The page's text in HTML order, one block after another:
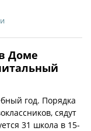
Доме
год. Порядка
сядут
31 школа в 15-